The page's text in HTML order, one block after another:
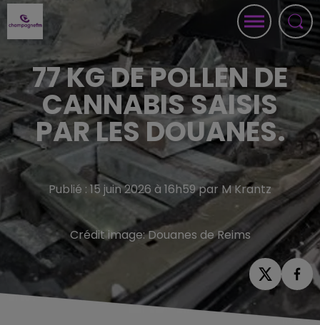
77 KG DE POLLEN DE
CANNABIS SAISIS
PAR LES DOUANES.
Publié : 15 juin 2026 à 16h59 par M Krantz
Crédit image:Douanes de Reims